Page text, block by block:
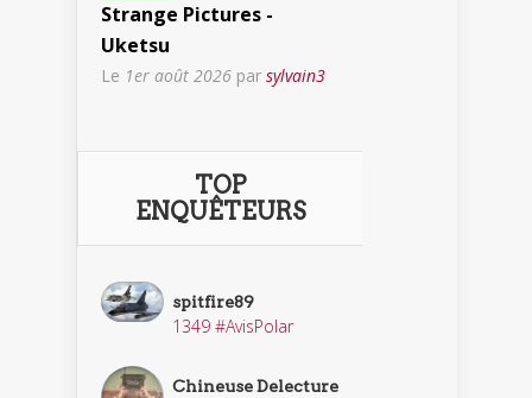
Strange Pictures -
Uketsu
Le 1er août 2026 par sylvain3
TOP
ENQUÊTEURS
spitfire89
1349 #AvisPolar
Chineuse Delecture